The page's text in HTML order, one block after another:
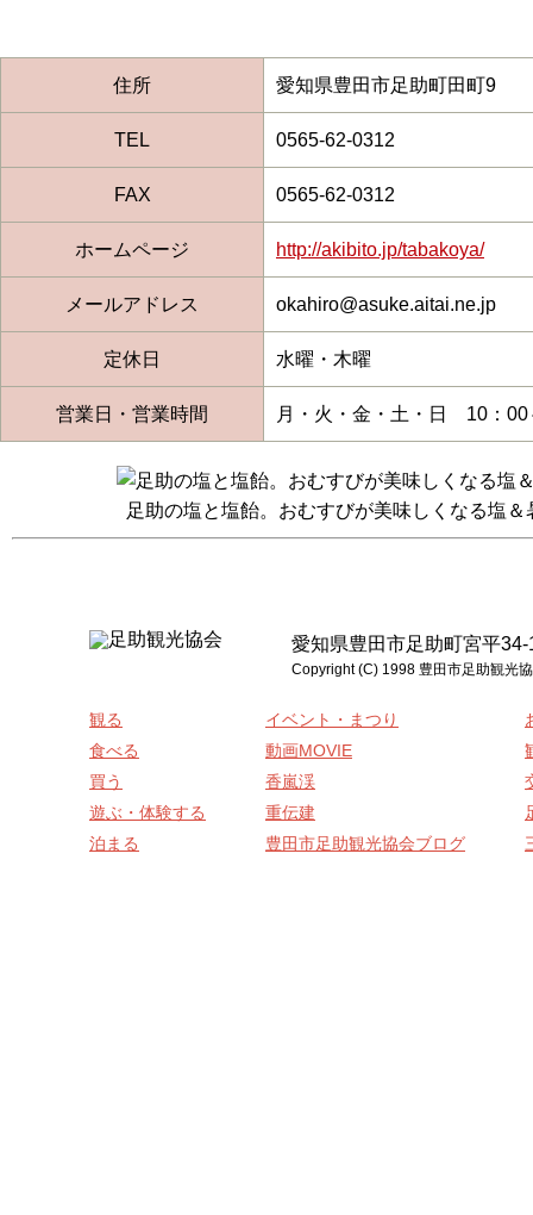
住所 愛知県豊田市足助町田町9
TEL 0565-62-0312
FAX 0565-62-0312
ホームページ http://akibito.jp/tabakoya/
メールアドレス okahiro@asuke.aitai.ne.jp
定休日 水曜・木曜
営業日・営業時間 月・火・金・土・日 10：00
足助の塩と塩飴。おむすびが美味しくなる塩
愛知県豊田市足助町宮平
Copyright (C) 1998 豊田市足助観光
観る
食べる
買う
遊ぶ・体験する
泊まる
イベント・まつり
動画MOVIE
香嵐渓
重伝建
豊田市足助観光協会ブログ